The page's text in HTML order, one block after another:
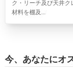
ク・リーチ及び天井ク
材料を棚及...
今、あなたにオ